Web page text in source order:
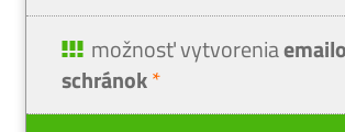
možnosť vytvorenia
schránok*